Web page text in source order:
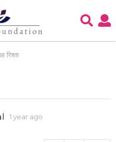
रिश्ता
1 year ago